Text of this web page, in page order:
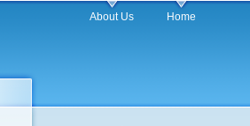
About Us Home